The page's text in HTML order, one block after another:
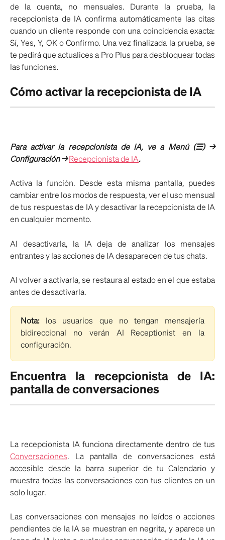
de la cuenta, no mensuales. Durante la prueba, la
recepcionista de IA confirma automáticamente las citas
cuando un cliente responde con una coincidencia exacta:
Sí, Yes, Y, OK o Confirmo. Una vez finalizada la prueba, se
te pedirá que actualices a Pro Plus para desbloquear todas
las funciones.
Cómo activar la recepcionista de IA
Para activar la recepcionista de IA, ve a Menú (☰) →
Configuración →Recepcionista de IA.
Activa la función. Desde esta misma pantalla, puedes
cambiar entre los modos de respuesta, ver el uso mensual
de tus respuestas de IA y desactivar la recepcionista de IA
en cualquier momento.
Al desactivarla, la IA deja de analizar los mensajes
entrantes y las acciones de IA desaparecen de tus chats.
Al volver a activarla, se restaura al estado en el que estaba
antes de desactivarla.
Nota: los usuarios que no tengan mensajería
bidireccional no verán AI Receptionist en la
configuración.
Encuentra la recepcionista de IA:
pantalla de conversaciones
La recepcionista IA funciona directamente dentro de tus
Conversaciones. La pantalla de conversaciones está
accesible desde la barra superior de tu Calendario y
muestra todas las conversaciones con tus clientes en un
solo lugar.
Las conversaciones con mensajes no leídos o acciones
pendientes de la IA se muestran en negrita, y aparece un